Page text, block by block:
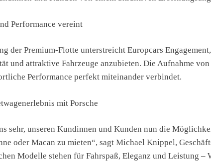
Performance vereint
der Premium-Flotte unterstreicht Europcars
und attraktive Fahrzeuge anzubieten. Die Aufnahme
Performance perfekt miteinander verbindet.
mit Porsche
sehr, unseren Kundinnen und Kunden nun die
oder Macan zu mieten“, sagt Michael Knippel,
Modelle stehen für Fahrspaß, Eleganz und Leistung